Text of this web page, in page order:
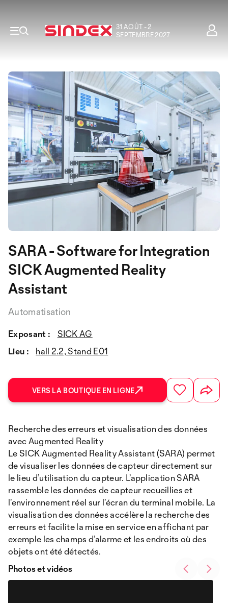
31 AOÛT - 2
SEPTEMBRE 2027
SARA - Software for Integration
SICK Augmented Reality
Assistant
Automatisation
Exposant :
SICK AG
Lieu :
hall 2.2, Stand E01
VERS LA BOUTIQUE EN LIGNE
Recherche des erreurs et visualisation des données
avec Augmented Reality
Le SICK Augmented Reality Assistant (SARA) permet
de visualiser les données de capteur directement sur
le lieu d’utilisation du capteur. L’application SARA
rassemble les données de capteur recueillies et
l’environnement réel sur l’écran du terminal mobile. La
visualisation des données accélère la recherche des
erreurs et facilite la mise en service en affichant par
exemple les champs d’alarme et les endroits où des
objets ont été détectés.
Photos et vidéos